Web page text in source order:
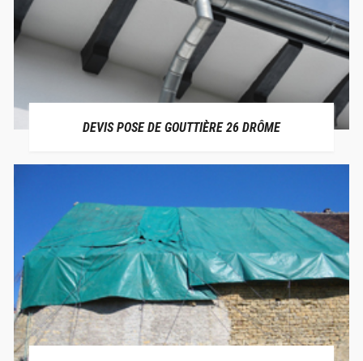
DEVIS POSE DE GOUTTIÈRE 26 DRÔME